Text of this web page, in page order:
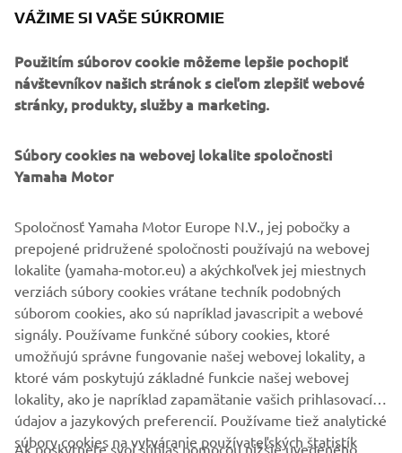
tú najvyššiu úroveň agility pri jazde v stoji alebo
lúčmi vám umožňujú dostať sa kamkoľvek. Stačí
natankovať a vyraziť.
VÁŽIME SI VAŠE SÚKROMIE
Použitím súborov cookie môžeme lepšie pochopiť
návštevníkov našich stránok s cieľom zlepšiť webové
stránky, produkty, služby a marketing.
Súbory cookies na webovej lokalite spoločnosti
Yamaha Motor
Spoločnosť Yamaha Motor Europe N.V., jej pobočky a
prepojené pridružené spoločnosti používajú na webovej
lokalite (yamaha-motor.eu) a akýchkoľvek jej miestnych
verziách súbory cookies vrátane techník podobných
súborom cookies, ako sú napríklad javascripit a webové
signály. Používame funkčné súbory cookies, ktoré
umožňujú správne fungovanie našej webovej lokality, a
ktoré vám poskytujú základné funkcie našej webovej
lokality, ako je napríklad zapamätanie vašich prihlasovacích
údajov a jazykových preferencií. Používame tiež analytické
súbory cookies na vytváranie používateľských štatistík
Ak poskytnete svoj súhlas pomocou nižšie uvedeného